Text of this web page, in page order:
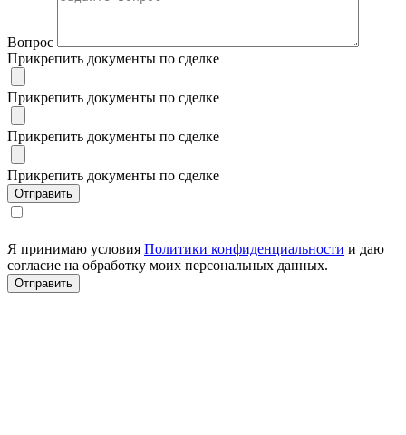
Вопрос
Прикрепить документы по сделке
Прикрепить документы по сделке
Прикрепить документы по сделке
Прикрепить документы по сделке
Я принимаю условия Политики конфиденциальности и даю
согласие на обработку моих персональных данных.